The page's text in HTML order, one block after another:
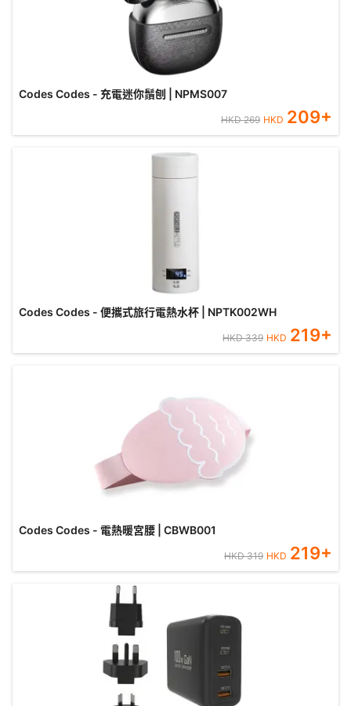
Codes Codes - 充電迷你鬚刨 | NPMS007
HKD269 HKD 209+
Codes Codes - 便攜式旅行電熱水杯 | NPTK002WH
HKD339 HKD 219+
Codes Codes - 電熱暖宮腰 | CBWB001
HKD319 HKD 219+